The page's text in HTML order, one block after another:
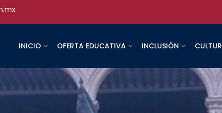
INICIO OFERTA EDUCATIVA INCLUSIÓN